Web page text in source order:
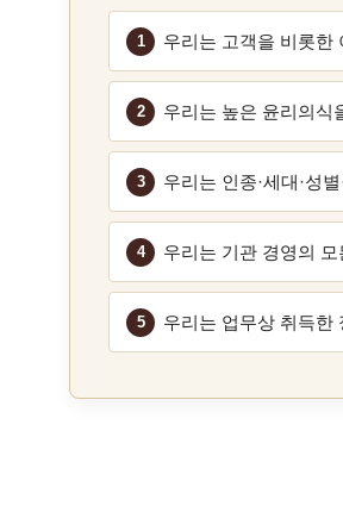
우리는 고객을 비롯한
우리는 높은 윤리의식
우리는 인종·세대·성
우리는 기관 경영의
우리는 업무상 취득한